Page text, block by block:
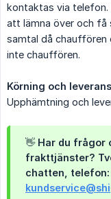
kontaktas via
att lämna över och få
samtal då
inte chauffören.
Körning och
Upphämtning och
👋 Har du frågor
frakttjänster?
chatten,